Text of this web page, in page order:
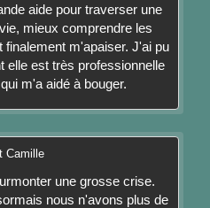
aide pour traverser une
mieux comprendre les
m'apaiser. J'ai pu
elle est très professionnelle
m'a aidé à bouger.
Camille
une grosse crise.
nous n'avons plus de